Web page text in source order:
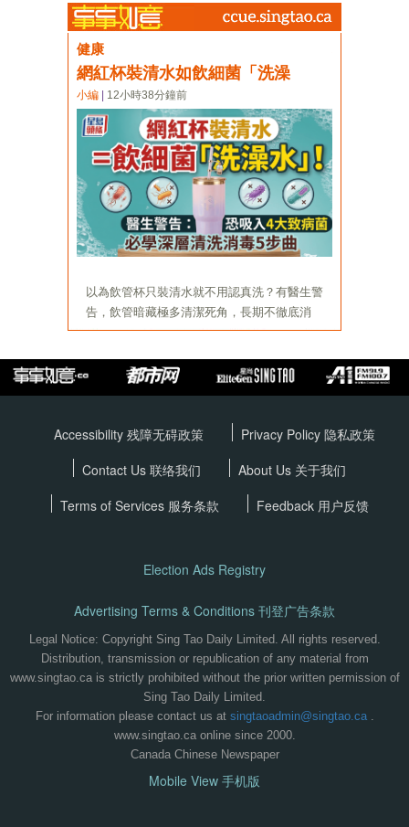
Accessibility 残障无碍政策 Privacy Policy 隐私政策
Contact Us 联络我们
About Us 关于我们
Terms of Services 服务条款 Feedback 用户反馈
Election Ads Registry
Advertising Terms & Conditions 刊登广告条款
Legal Notice: Copyright Sing Tao Daily Limited. All rights reserved.
Distribution, transmission or republication of any material from
www.singtao.ca is strictly prohibited without the prior written permission of
Sing Tao Daily Limited.
For information please contact us at singtaoadmin@singtao.ca.
www.singtao.ca online since 2000.
Canada Chinese Newspaper
Mobile View 手机版